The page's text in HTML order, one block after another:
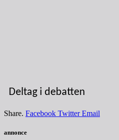
Deltag i debatten
Share. Facebook Twitter Email
annonce